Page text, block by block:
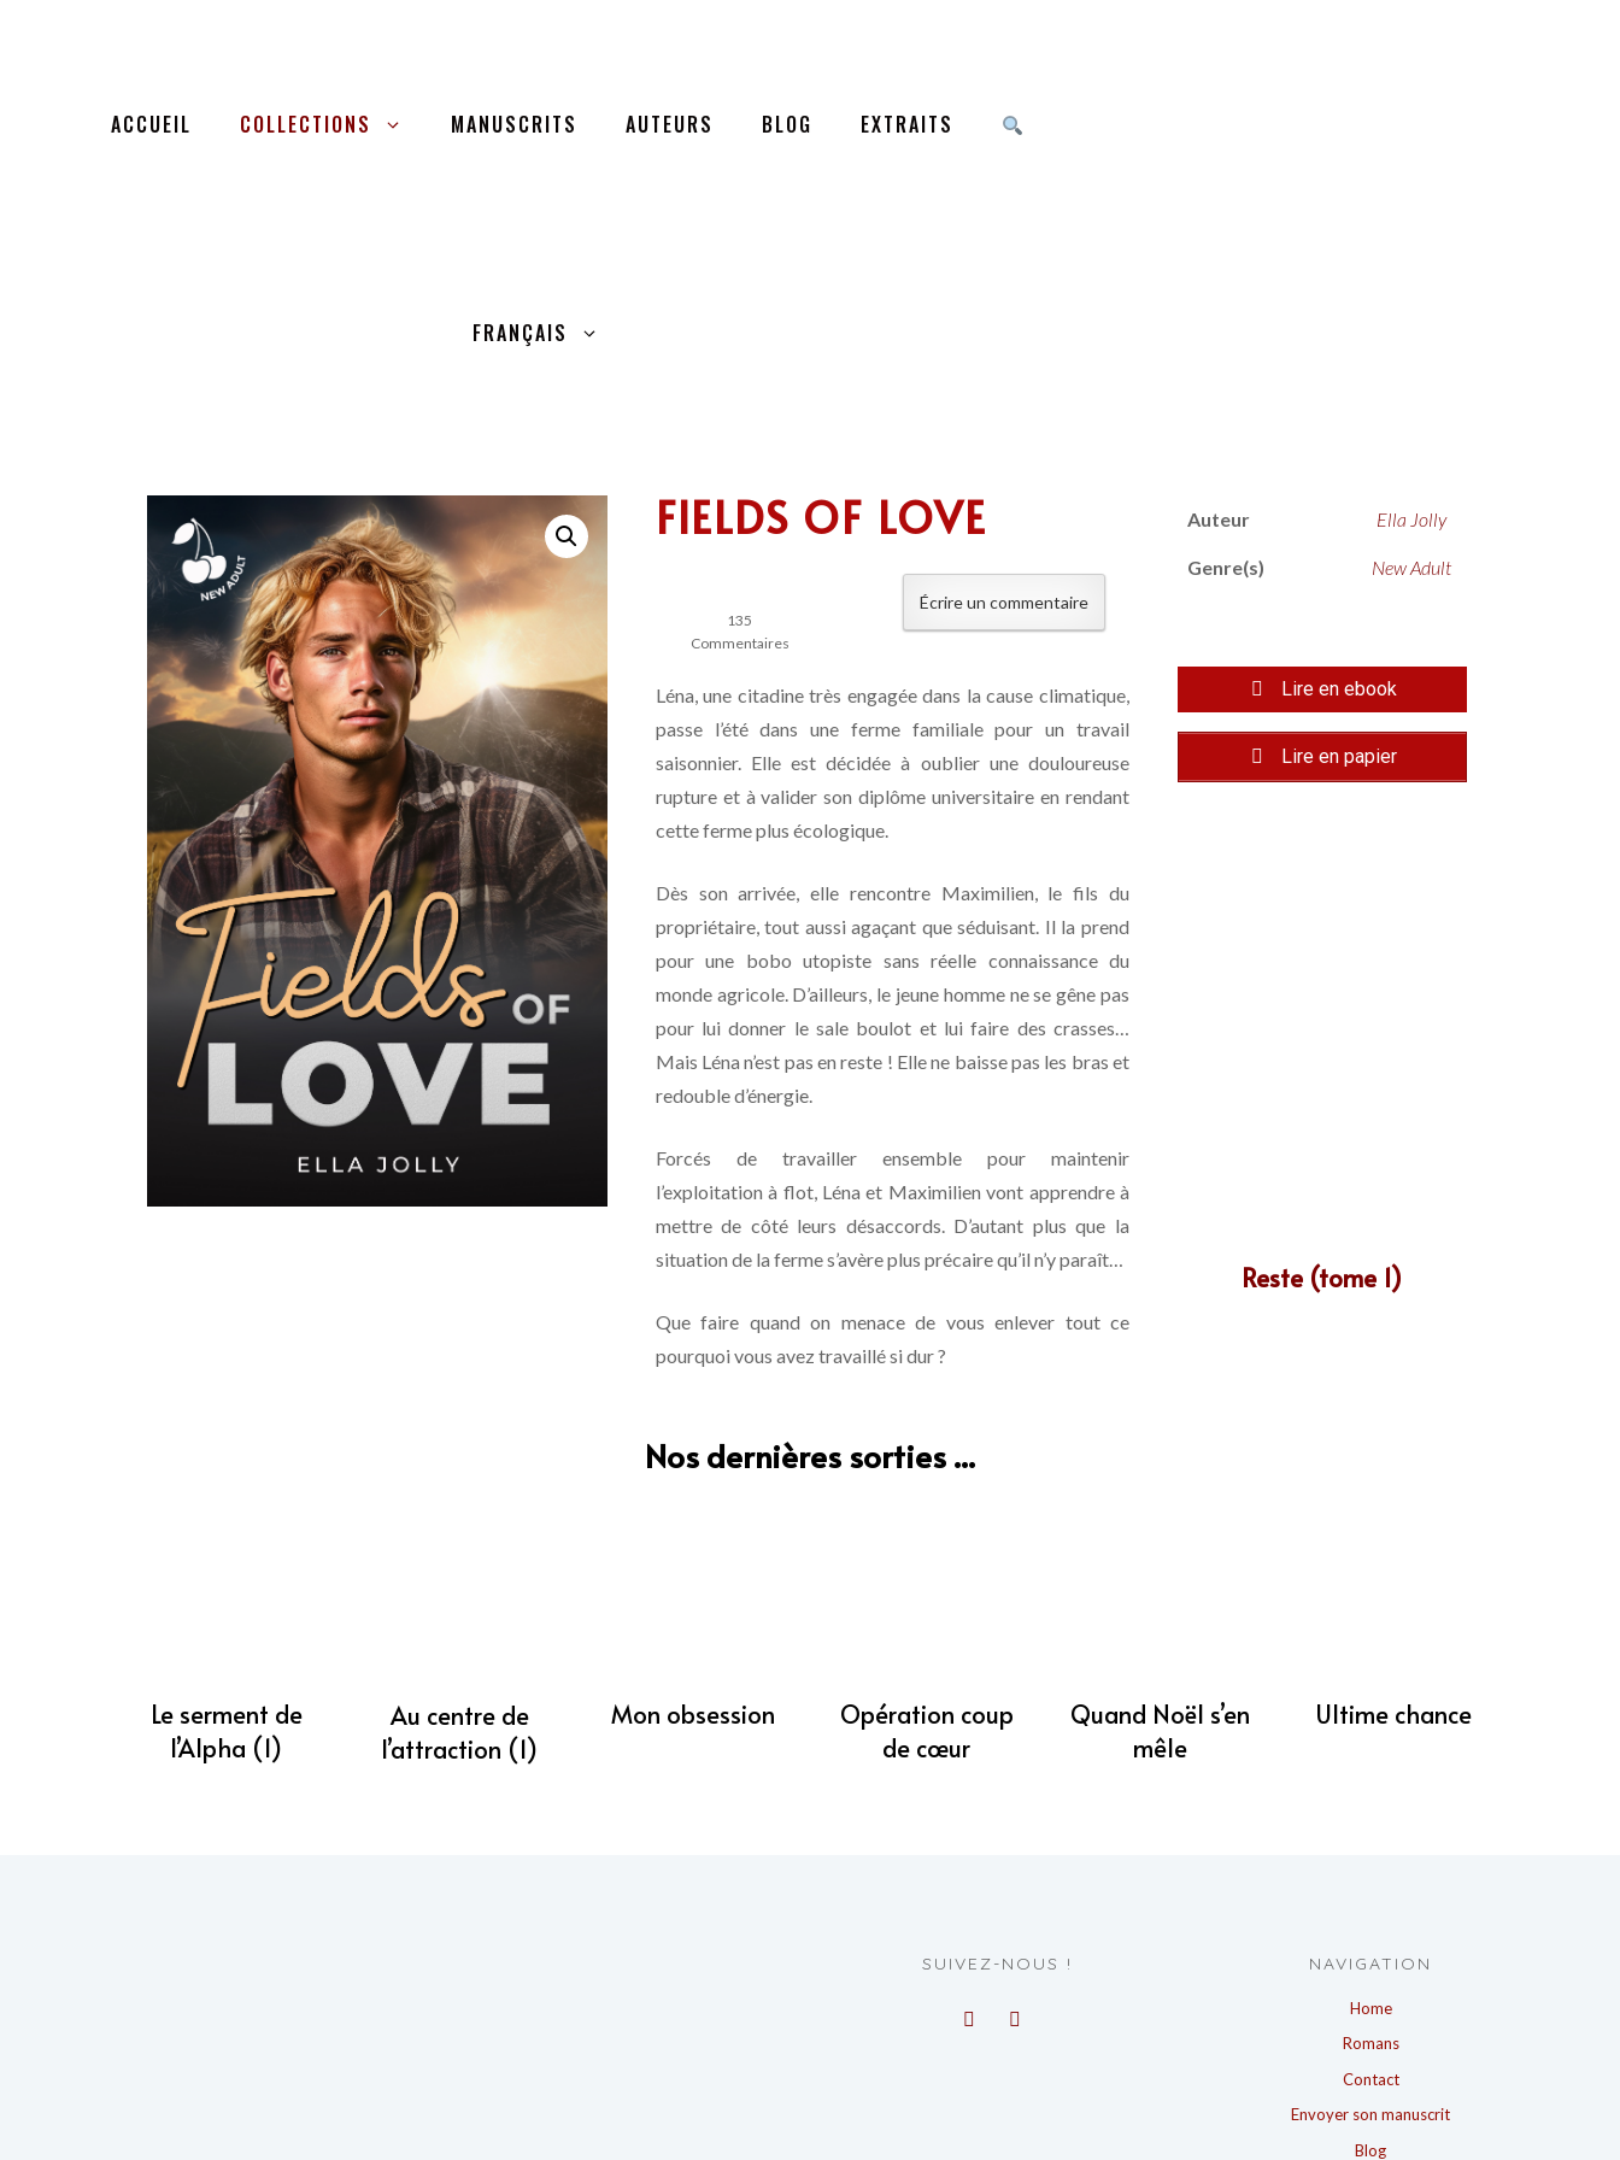
ACCUEIL COLLECTIONS MANUSCRITS AUTEURS BLOG EXTRAITS
FRANÇAIS
FIELDS OF LOVE
135
Commentaires
Écrire un commentaire
Léna, une citadine très engagée dans la cause climatique,
passe l’été dans une ferme familiale pour un travail
saisonnier. Elle est décidée à oublier une douloureuse
rupture et à valider son diplôme universitaire en rendant
cette ferme plus écologique.
Dès son arrivée, elle rencontre Maximilien, le fils du
propriétaire, tout aussi agaçant que séduisant. Il la prend
pour une bobo utopiste sans réelle connaissance du
monde agricole. D’ailleurs, le jeune homme ne se gêne pas
pour lui donner le sale boulot et lui faire des crasses…
Mais Léna n’est pas en reste ! Elle ne baisse pas les bras et
redouble d’énergie.
Forcés de travailler ensemble pour maintenir
l’exploitation à flot, Léna et Maximilien vont apprendre à
mettre de côté leurs désaccords. D’autant plus que la
situation de la ferme s’avère plus précaire qu’il n’y paraît…
Que faire quand on menace de vous enlever tout ce
pourquoi vous avez travaillé si dur ?
Auteur Ella Jolly
Genre(s) New Adult
Lire en ebook
Lire en papier
Reste (tome 1)
Nos dernières sorties ...
Le serment de
l’Alpha (1)
Au centre de
l’attraction (1)
Mon obsession
Opération coup
de cœur
Quand Noël s’en
mêle
Ultime chance
SUIVEZ-NOUS ! NAVIGATION
Home
Romans
Contact
Envoyer son manuscrit
Blog